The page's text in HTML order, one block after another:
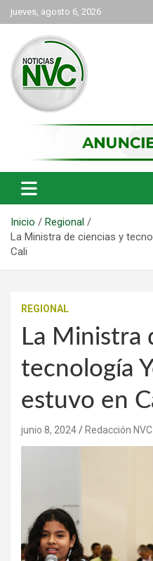
Saltar
al
contenido
jueves, agosto 6, 2026
NVC Noticias
Inicio
Regional
La Ministra de ciencias y
Cali
REGIONAL
La Ministra
tecnología
estuvo en
junio 8, 2024 Redacción NVC